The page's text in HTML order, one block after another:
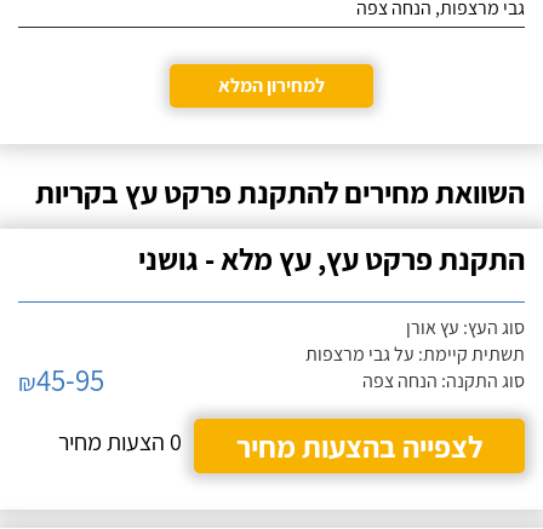
גבי מרצפות, הנחה צפה
למחירון המלא
השוואת מחירים להתקנת פרקט עץ בקריות
התקנת פרקט עץ, עץ מלא - גושני
סוג העץ: עץ אורן
תשתית קיימת: על גבי מרצפות
סוג התקנה: הנחה צפה
₪45-95
לצפייה בהצעות מחיר
0 הצעות מחיר